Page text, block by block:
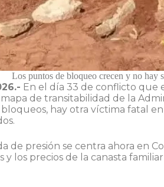
Los puntos de bloqueo crecen y no hay
En el día 33 de conflicto que
de transitabilidad de la
hay otra víctima fatal
de presión se centra ahora en
los precios de la canasta